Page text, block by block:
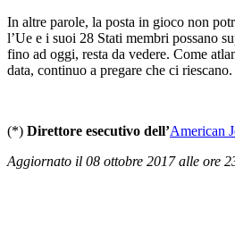
In altre parole, la posta in gioco non
l’Ue e i suoi 28 Stati membri possano
fino ad oggi, resta da vedere. Come
data, continuo a pregare che ci riescano.
(*) Direttore esecutivo dell’American
Aggiornato il 08 ottobre 2017 alle ore